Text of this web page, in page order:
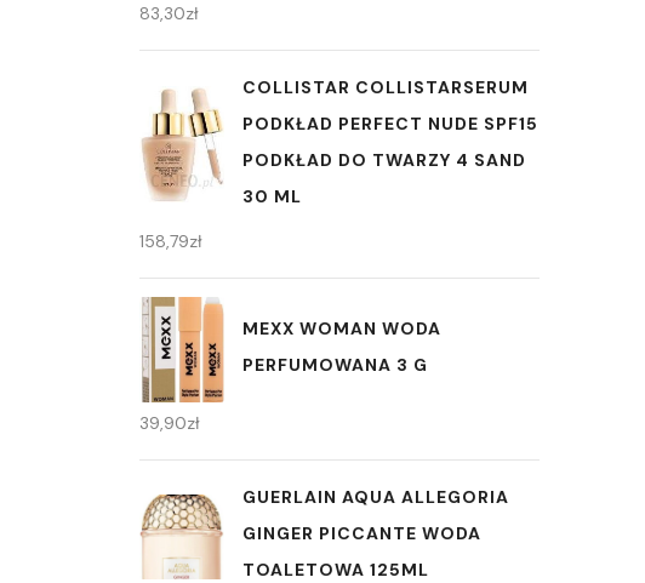
83,30zł
COLLISTAR COLLISTARSERUM
PODKŁAD PERFECT NUDE SPF15
PODKŁAD DO TWARZY 4 SAND
30 ML
158,79zł
MEXX WOMAN WODA
PERFUMOWANA 3 G
39,90zł
GUERLAIN AQUA ALLEGORIA
GINGER PICCANTE WODA
TOALETOWA 125ML